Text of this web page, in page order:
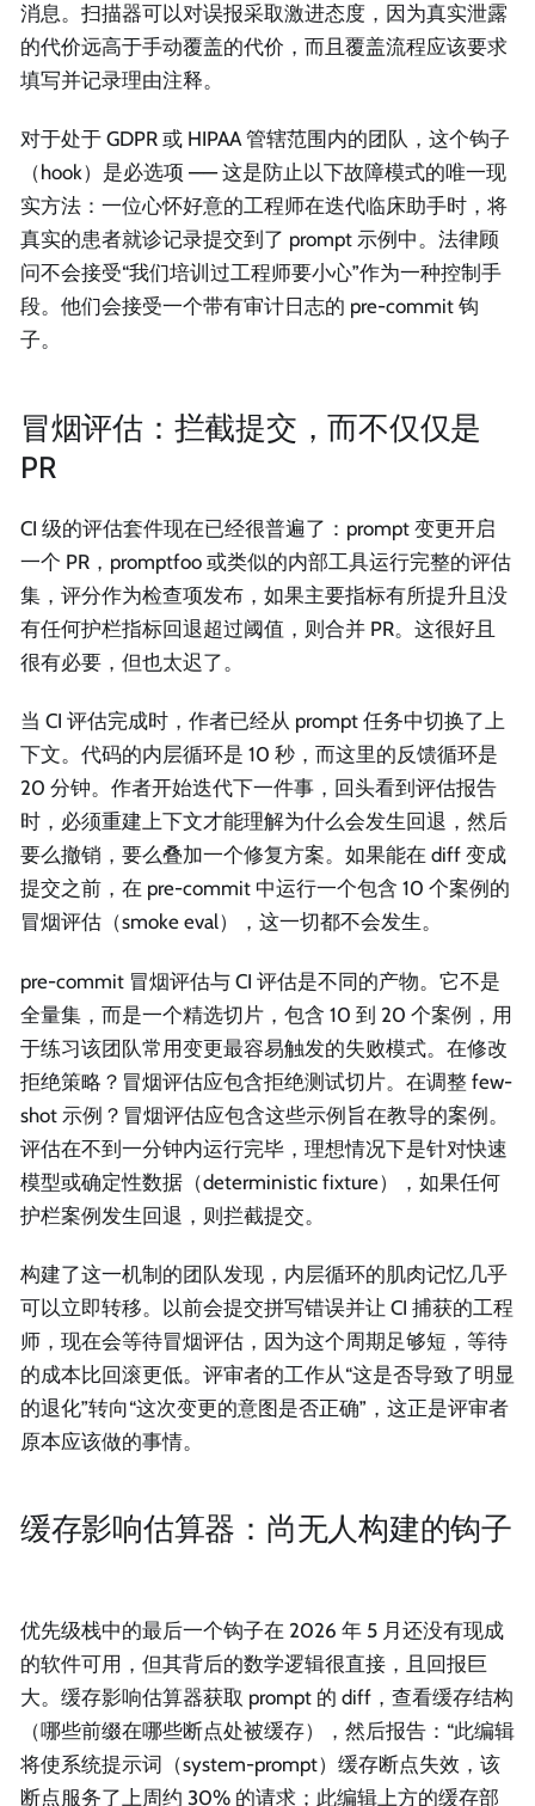
消息。扫描器可以对误报采取激进态度，因为真实泄露
的代价远高于手动覆盖的代价，而且覆盖流程应该要求
填写并记录理由注释。
对于处于 GDPR 或 HIPAA 管辖范围内的团队，这个钩子
（hook）是必选项 —— 这是防止以下故障模式的唯一现
实方法：一位心怀好意的工程师在迭代临床助手时，将
真实的患者就诊记录提交到了 prompt 示例中。法律顾
问不会接受“我们培训过工程师要小心”作为一种控制手
段。他们会接受一个带有审计日志的 pre-commit 钩
子。
冒烟评估：拦截提交，而不仅仅是
PR
CI 级的评估套件现在已经很普遍了：prompt 变更开启
一个 PR，promptfoo 或类似的内部工具运行完整的评估
集，评分作为检查项发布，如果主要指标有所提升且没
有任何护栏指标回退超过阈值，则合并 PR。这很好且
很有必要，但也太迟了。
当 CI 评估完成时，作者已经从 prompt 任务中切换了上
下文。代码的内层循环是 10 秒，而这里的反馈循环是
20 分钟。作者开始迭代下一件事，回头看到评估报告
时，必须重建上下文才能理解为什么会发生回退，然后
要么撤销，要么叠加一个修复方案。如果能在 diff 变成
提交之前，在 pre-commit 中运行一个包含 10 个案例的
冒烟评估（smoke eval），这一切都不会发生。
pre-commit 冒烟评估与 CI 评估是不同的产物。它不是
全量集，而是一个精选切片，包含 10 到 20 个案例，用
于练习该团队常用变更最容易触发的失败模式。在修改
拒绝策略？冒烟评估应包含拒绝测试切片。在调整 few-
shot 示例？冒烟评估应包含这些示例旨在教导的案例。
评估在不到一分钟内运行完毕，理想情况下是针对快速
模型或确定性数据（deterministic fixture），如果任何
护栏案例发生回退，则拦截提交。
构建了这一机制的团队发现，内层循环的肌肉记忆几乎
可以立即转移。以前会提交拼写错误并让 CI 捕获的工程
师，现在会等待冒烟评估，因为这个周期足够短，等待
的成本比回滚更低。评审者的工作从“这是否导致了明显
的退化”转向“这次变更的意图是否正确”，这正是评审者
原本应该做的事情。
缓存影响估算器：尚无人构建的钩子
优先级栈中的最后一个钩子在 2026 年 5 月还没有现成
的软件可用，但其背后的数学逻辑很直接，且回报巨
大。缓存影响估算器获取 prompt 的 diff，查看缓存结构
（哪些前缀在哪些断点处被缓存），然后报告：“此编辑
将使系统提示词（system-prompt）缓存断点失效，该
断点服务了上周约 30% 的请求；此编辑上方的缓存部